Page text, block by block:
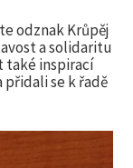
v
á
odznak Krůpěj
a solidaritu
také inspirací
přidali se k řadě